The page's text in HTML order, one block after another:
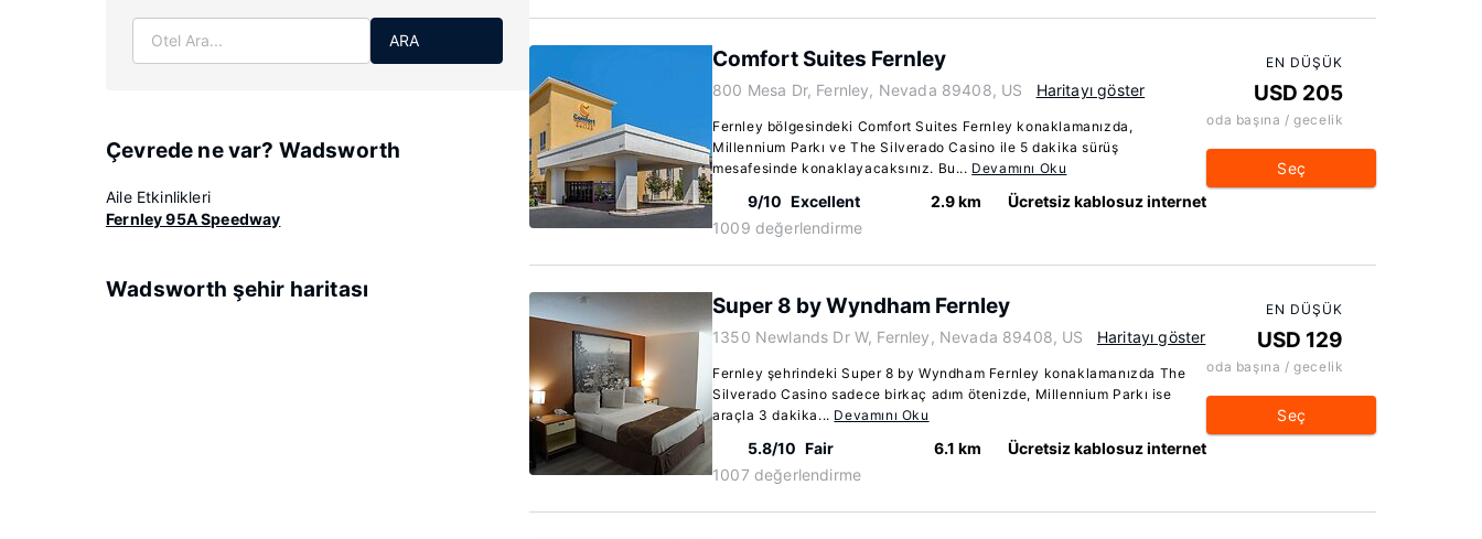
ARA
Çevrede ne var? Wadsworth
Aile Etkinlikleri
Fernley 95A Speedway
Wadsworth şehir haritası
Comfort Suites Fernley
800 Mesa Dr, Fernley, Nevada 89408, US Haritayı göster
Fernley bölgesindeki Comfort Suites Fernley konaklamanızda,
Millennium Parkı ve The Silverado Casino ile 5 dakika sürüş
mesafesinde konaklayacaksınız. Bu... Devamını Oku
9/10 Excellent
1009 değerlendirme
2.9 km Ücretsiz kablosuz internet
EN DÜŞÜK
USD 205
oda başına / gecelik
Seç
Super 8 by Wyndham Fernley
1350 Newlands Dr W, Fernley, Nevada 89408, US Haritayı göster
Fernley şehrindeki Super 8 by Wyndham Fernley konaklamanızda The
Silverado Casino sadece birkaç adım ötenizde, Millennium Parkı ise
araçla 3 dakika... Devamını Oku
5.8/10 Fair
1007 değerlendirme
6.1 km Ücretsiz kablosuz internet
EN DÜŞÜK
USD 129
oda başına / gecelik
Seç